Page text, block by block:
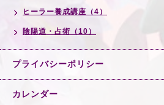
ヒーラー養成講座（4）
陰陽道・占術（10）
プライバシーポリシー
カレンダー